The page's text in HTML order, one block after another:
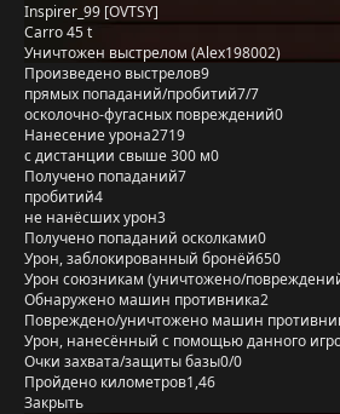
Inspirer_99 [OVTSY]
Carro 45 t
Уничтожен выстрелом (Alex198002)
Произведено выстрелов9
прямых попаданий/пробитий7/7
осколочно-фугасных повреждений0
Нанесение урона2719
с дистанции свыше 300 м0
Получено попаданий7
пробитий4
не нанёсших урон3
Получено попаданий осколками0
Урон, заблокированный бронёй650
Урон союзникам (уничтожено/
Обнаружено машин противника2
Повреждено/уничтожено машин
Урон, нанесённый с помощью данного
Очки захвата/защиты базы0/0
Пройдено километров1,46
Закрыть